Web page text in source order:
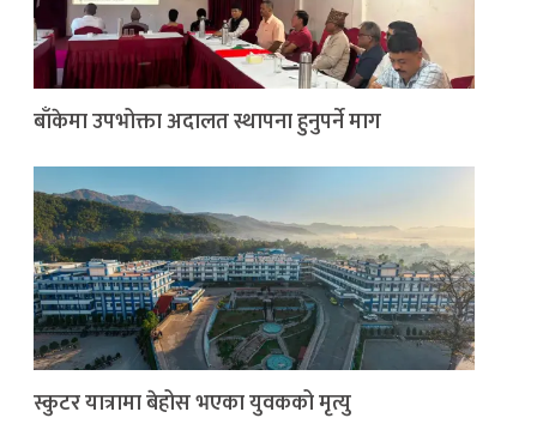
बाँकेमा उपभोक्ता अदालत स्थापना हुनुपर्ने माग
स्कुटर यात्रामा बेहोस भएका युवकको मृत्यु